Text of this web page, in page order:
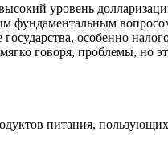
уровень
фундаментальным
особенно
говоря, проблемы, но
питания,